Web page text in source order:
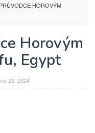
HOROVÝM
Horovým
Egypt
23, 2024